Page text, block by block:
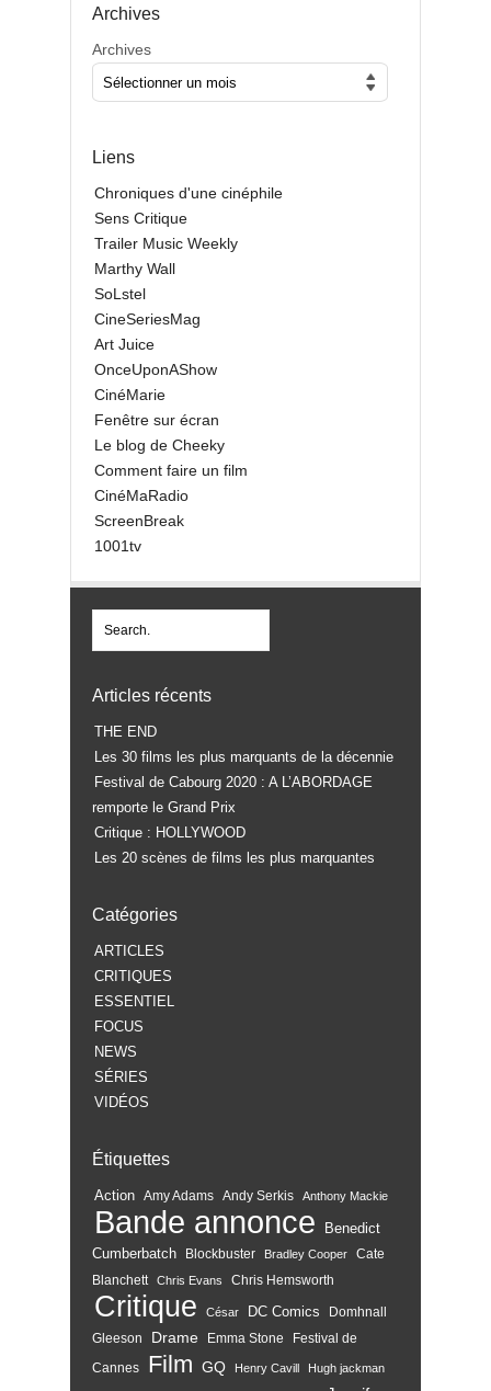
Archives
Archives
Liens
Chroniques d'une cinéphile
Sens Critique
Trailer Music Weekly
Marthy Wall
SoLstel
CineSeriesMag
Art Juice
OnceUponAShow
CinéMarie
Fenêtre sur écran
Le blog de Cheeky
Comment faire un film
CinéMaRadio
ScreenBreak
1001tv
Articles récents
THE END
Les 30 films les plus marquants de la décennie
Festival de Cabourg 2020 : A L’ABORDAGE
remporte le Grand Prix
Critique : HOLLYWOOD
Les 20 scènes de films les plus marquantes
Catégories
ARTICLES
CRITIQUES
ESSENTIEL
FOCUS
NEWS
SÉRIES
VIDÉOS
Étiquettes
Action Amy Adams Andy Serkis Anthony Mackie
Bande annonce
Benedict
Cumberbatch
Blockbuster Bradley Cooper
Cate
Blanchett
Chris Evans Chris Hemsworth
Critique César DC Comics
Domhnall
Gleeson
Drame Emma Stone
Festival de
Cannes
Film GQ Henry Cavill Hugh jackman